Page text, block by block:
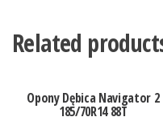
Related
Opony Dębica Navigator 2
185/70R14 88T